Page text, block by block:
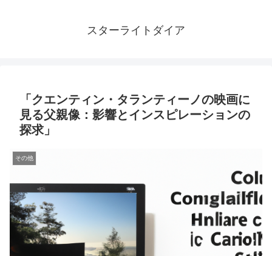
スターライトダイア
「クエンティン・タランティーノの映画に
見る父親像：影響とインスピレーションの
探求」
その他